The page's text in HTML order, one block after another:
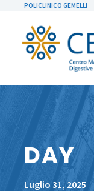
POLICLINICO GEMELLI
DAY
Luglio 31, 2025